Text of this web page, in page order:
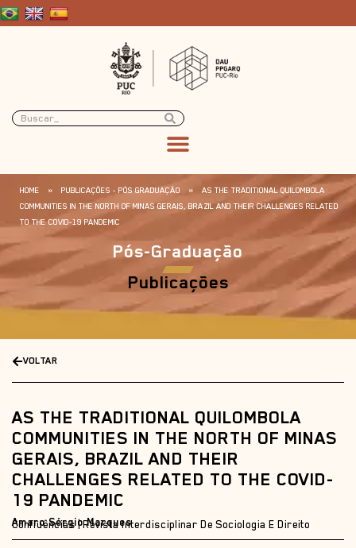
HOME » PUBLICAÇÕES - PÓS GRADUAÇÃO »
AS THE TRADITIONAL QUILOMBOLA
COMMUNITIES IN THE NORTH OF MINAS GERAIS, BRAZIL AND THEIR CHALLENGES RELATED
TO THE COVID-19 PANDEMIC
Pós-Graduação
Publicações
VOLTAR
AS THE TRADITIONAL QUILOMBOLA
COMMUNITIES IN THE NORTH OF MINAS
GERAIS, BRAZIL AND THEIR
CHALLENGES RELATED TO THE COVID-
19 PANDEMIC
Confluências | Revista Interdisciplinar De Sociologia E Direito
Amaro Sérgio Marques